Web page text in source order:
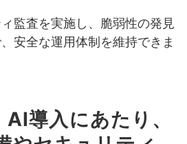
監査を実施し、脆弱性の発見
安全な運用体制を維持できま
導入にあたり、